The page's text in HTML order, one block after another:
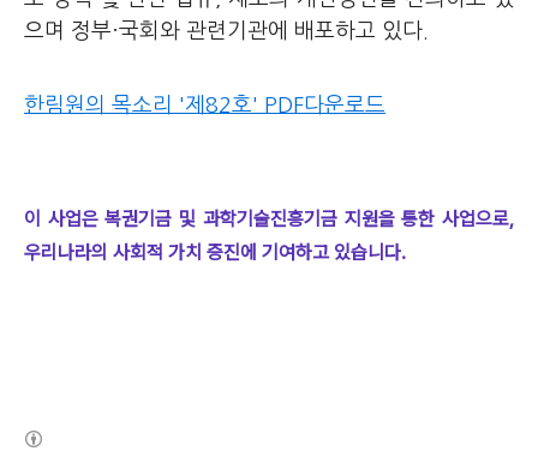
으며 정부·국회와 관련기관에 배포하고 있다.
한림원의 목소리 '제82호' PDF다운로드
이 사업은 복권기금 및 과학기술진흥기금 지원을 통한 사업으로,
우리나라의 사회적 가치 증진에 기여하고 있습니다.